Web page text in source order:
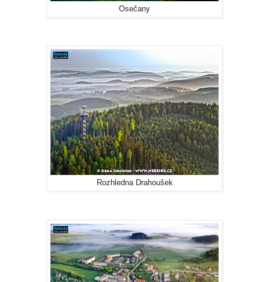
Osečany
Rozhledna Drahoušek